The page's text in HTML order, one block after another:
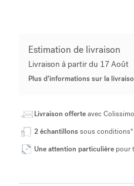
Estimation de livraison
Livraison à partir du 17 Août
Plus d’informations sur la
Livraison offerteavec
2 échantillonssous conditions*
Une attention particulière pour